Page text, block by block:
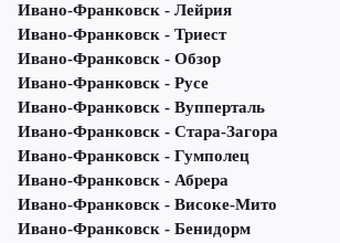
Ивано-Франковск - Лейрия
Ивано-Франковск - Триест
Ивано-Франковск - Обзор
Ивано-Франковск - Русе
Ивано-Франковск - Вупперталь
Ивано-Франковск - Стара-Загора
Ивано-Франковск - Гумполец
Ивано-Франковск - Абрера
Ивано-Франковск - Високе-Мито
Ивано-Франковск - Бенидорм